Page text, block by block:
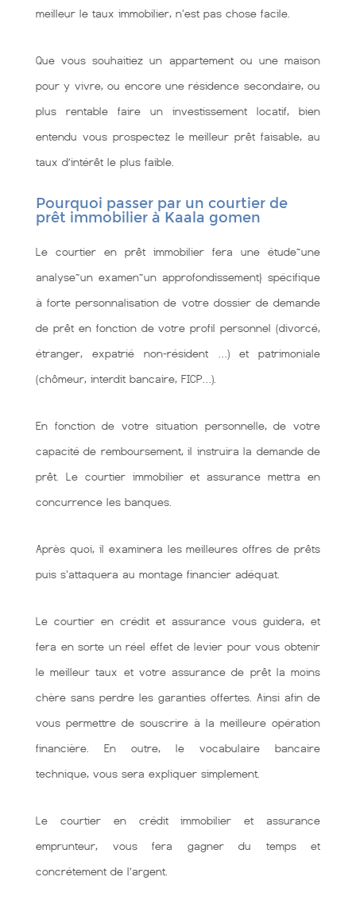
meilleur le taux immobilier, n'est pas chose facile.
Que vous souhaitiez un appartement ou une maison
pour y vivre, ou encore une résidence secondaire, ou
plus rentable faire un investissement locatif, bien
entendu vous prospectez le meilleur prêt faisable, au
taux d’intérêt le plus faible.
Pourquoi passer par un courtier de
prêt immobilier à Kaala gomen
Le courtier en prêt immobilier fera une étude~une
analyse~un examen~un approfondissement} spécifique
à forte personnalisation de votre dossier de demande
de prêt en fonction de votre profil personnel (divorcé,
étranger, expatrié non-résident …) et patrimoniale
(chômeur, interdit bancaire, FICP…).
En fonction de votre situation personnelle, de votre
capacité de remboursement, il instruira la demande de
prêt. Le courtier immobilier et assurance mettra en
concurrence les banques.
Après quoi, il examinera les meilleures offres de prêts
puis s'attaquera au montage financier adéquat.
Le courtier en crédit et assurance vous guidera, et
fera en sorte un réel effet de levier pour vous obtenir
le meilleur taux et votre assurance de prêt la moins
chère sans perdre les garanties offertes. Ainsi afin de
vous permettre de souscrire à la meilleure opération
financière. En outre, le vocabulaire bancaire
technique, vous sera expliquer simplement.
Le courtier en crédit immobilier et assurance
emprunteur, vous fera gagner du temps et
concrétement de l’argent.